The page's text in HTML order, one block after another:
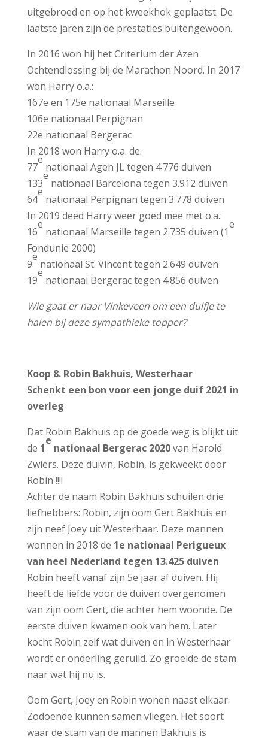
uitgebroed en op het kweekhok geplaatst. De
laatste jaren zijn de prestaties buitengewoon.
In 2016 won hij het Criterium der Azen
Ochtendlossing bij de Marathon Noord. In 2017
won Harry o.a.:
167e en 175e nationaal Marseille
106e nationaal Perpignan
22e nationaal Bergerac
In 2018 won Harry o.a. de:
77
e
nationaal Agen JL tegen 4.776 duiven
133
e
nationaal Barcelona tegen 3.912 duiven
64
e
nationaal Perpignan tegen 3.778 duiven
In 2019 deed Harry weer goed mee met o.a.:
16
e
nationaal Marseille tegen 2.735 duiven (1
e
Fondunie 2000)
9
e
nationaal St. Vincent tegen 2.649 duiven
19
e
nationaal Bergerac tegen 4.856 duiven
Wie gaat er naar Vinkeveen om een duifje te
halen bij deze sympathieke topper?
Koop 8. Robin Bakhuis, Westerhaar
Schenkt een bon voor een jonge duif 2021 in
overleg
Dat Robin Bakhuis op de goede weg is blijkt uit
de 1
e
nationaal Bergerac 2020van Harold
Zwiers. Deze duivin, Robin, is gekweekt door
Robin !!!!
Achter de naam Robin Bakhuis schuilen drie
liefhebbers: Robin, zijn oom Gert Bakhuis en
zijn neef Joey uit Westerhaar. Deze mannen
wonnen in 2018 de 1e nationaal Perigueux
van heel Nederland tegen 13.425 duiven.
Robin heeft vanaf zijn 5e jaar af duiven. Hij
heeft de liefde voor de duiven overgenomen
van zijn oom Gert, die achter hem woonde. De
eerste duiven kwamen ook van hem. Later
kocht Robin zelf wat duiven en in Westerhaar
wordt er onderling geruild. Zo groeide de stam
naar wat hij nu is.
Oom Gert, Joey en Robin wonen naast elkaar.
Zodoende kunnen samen vliegen. Het soort
waar de stam van de mannen Bakhuis is